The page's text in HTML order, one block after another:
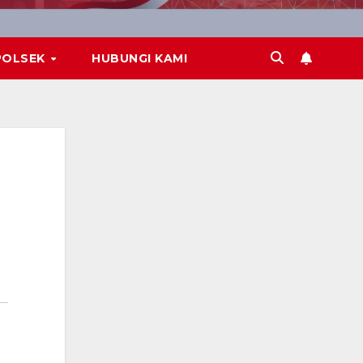
HUBUNGI KAMI